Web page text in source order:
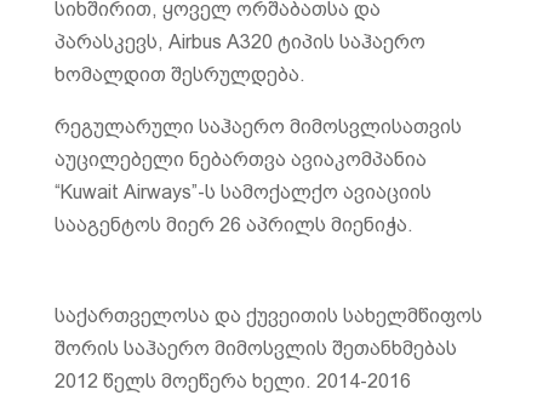
სიხშირით, ყოველ ორშაბათსა და
პარასკევს, Airbus A320 ტიპის საჰაერო
ხომალდით შესრულდება.
რეგულარული საჰაერო მიმოსვლისათვის
აუცილებელი ნებართვა ავიაკომპანია
“Kuwait Airways”-ს სამოქალქო ავიაციის
სააგენტოს მიერ 26 აპრილს მიენიჭა.
საქართველოსა და ქუვეითის სახელმწიფოს
შორის საჰაერო მიმოსვლის შეთანხმებას
2012 წელს მოეწერა ხელი. 2014-2016